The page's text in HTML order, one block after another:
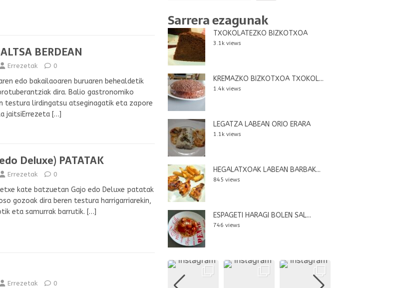
BERDEAN
Errezetak 0
edo bakailaoaren buruaren behealdetik
dira. Balio gastronomiko
testura lirdingatsu atseginagatik eta zapore
jaitsiErrezeta […]
Deluxe) PATATAK
Errezetak 0
kate batzuetan Gajo edo Deluxe patatak
gozoak dira beren testura harrigarriarekin,
eta samurrak barrutik. […]
Errezetak 0
Sarrera ezagunak
TXOKOLATEZKO BIZKOTXOA
3.1k views
KREMAZKO BIZKOTXOA TXOKOL...
1.4k views
LEGATZA LABEAN ORIO ERARA
1.1k views
HEGALATXOAK LABEAN BARBAK...
845 views
ESPAGETI HARAGI BOLEN SAL...
746 views